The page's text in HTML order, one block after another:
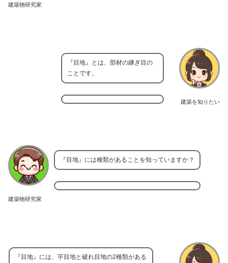
建築物研究家
建築を知りたい
『目地』とは、部材の継ぎ目の
ことです。
建築物研究家
『目地』には種類があることを知っていますか？
『目地』には、芋目地と破れ目地の2種類がある